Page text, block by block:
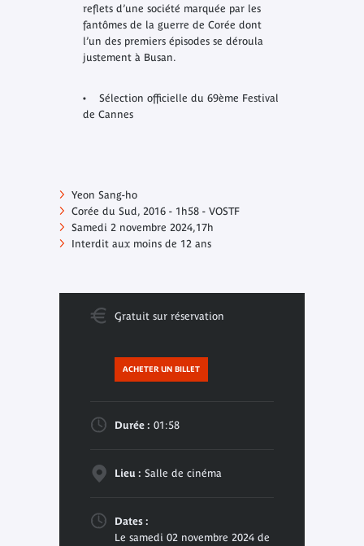
reflets d’une société marquée par les
fantômes de la guerre de Corée dont
l’un des premiers épisodes se déroula
justement à Busan.
• Sélection officielle du 69ème Festival
de Cannes
Yeon Sang-ho
Corée du Sud, 2016 - 1h58 - VOSTF
Samedi 2 novembre 2024,17h
Interdit aux moins de 12 ans
Gratuit sur réservation
ACHETER UN BILLET
Durée : 01:58
Lieu : Salle de cinéma
Dates :
Le samedi 02 novembre 2024 de